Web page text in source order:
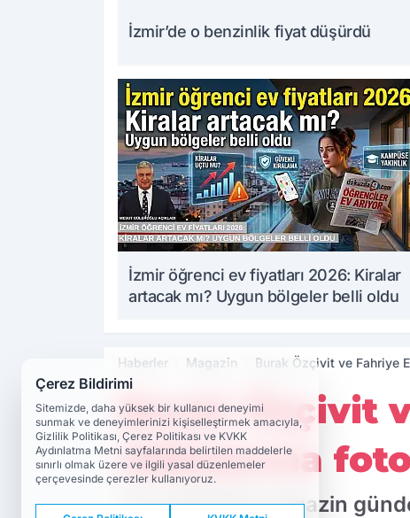
İzmir’de o benzinlik fiyat düşürdü
İzmir öğrenci ev fiyatları 2026: Kiralar
artacak mı? Uygun bölgeler belli oldu
Haberler Magazin Burak Özçivit ve Fahriye
Burak Özçivit
iddialarına
Son günlerde magazin
Çerez Bildirimi
Sitemizde, daha yüksek bir kullanıcı deneyimi
sunmak ve deneyimlerinizi kişiselleştirmek amacıyla,
Gizlilik Politikası, Çerez Politikası ve KVKK
Aydınlatma Metni sayfalarında belirtilen maddelerle
sınırlı olmak üzere ve ilgili yasal düzenlemeler
çerçevesinde çerezler kullanıyoruz.